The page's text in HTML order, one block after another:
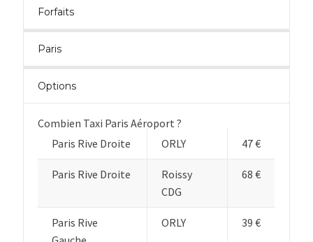
Forfaits
Paris
Options
Combien Taxi Paris Aéroport ?
Paris Rive Droite
ORLY 47 €
Paris Rive Droite
Roissy
CDG
68 €
Paris Rive
ORLY 39 €